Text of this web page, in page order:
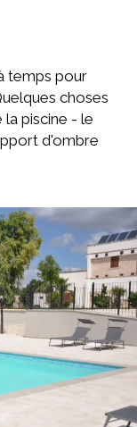
temps pour
choses
piscine - le
d'ombre